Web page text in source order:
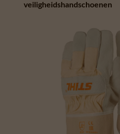
veiligheidshandschoenen